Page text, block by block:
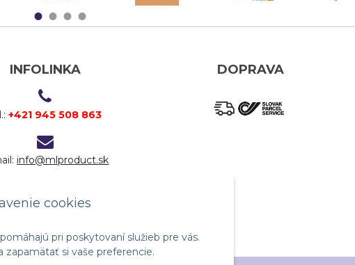
cookies
pri poskytovaní služieb pre vás.
zapamätať si vaše preferencie.
1234
INFOLINKA
+421 945 508 863
info@mlproduct.sk
DOPRAVA